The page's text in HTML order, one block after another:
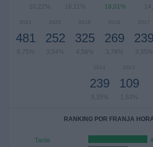
10,22% 16,11% 18,01%
2021
481
6,75%
2020
252
3,54%
2019
325
4,56%
2018
269
3,78%
2017
239
3,35%
2014
239
3,35%
2013
109
1,53%
RANKING POR FRANJA
Tarde